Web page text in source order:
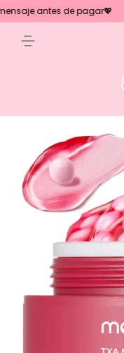
antes de pagar💖